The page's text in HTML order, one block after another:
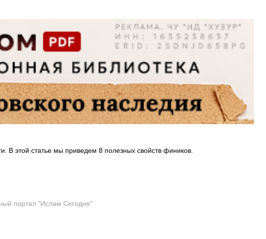
В этой статье мы приведем 8 полезных свойств фиников.
портал "Ислам Сегодня"